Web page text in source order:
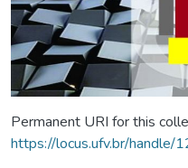
Permanent URI for this
https://locus.ufv.br/